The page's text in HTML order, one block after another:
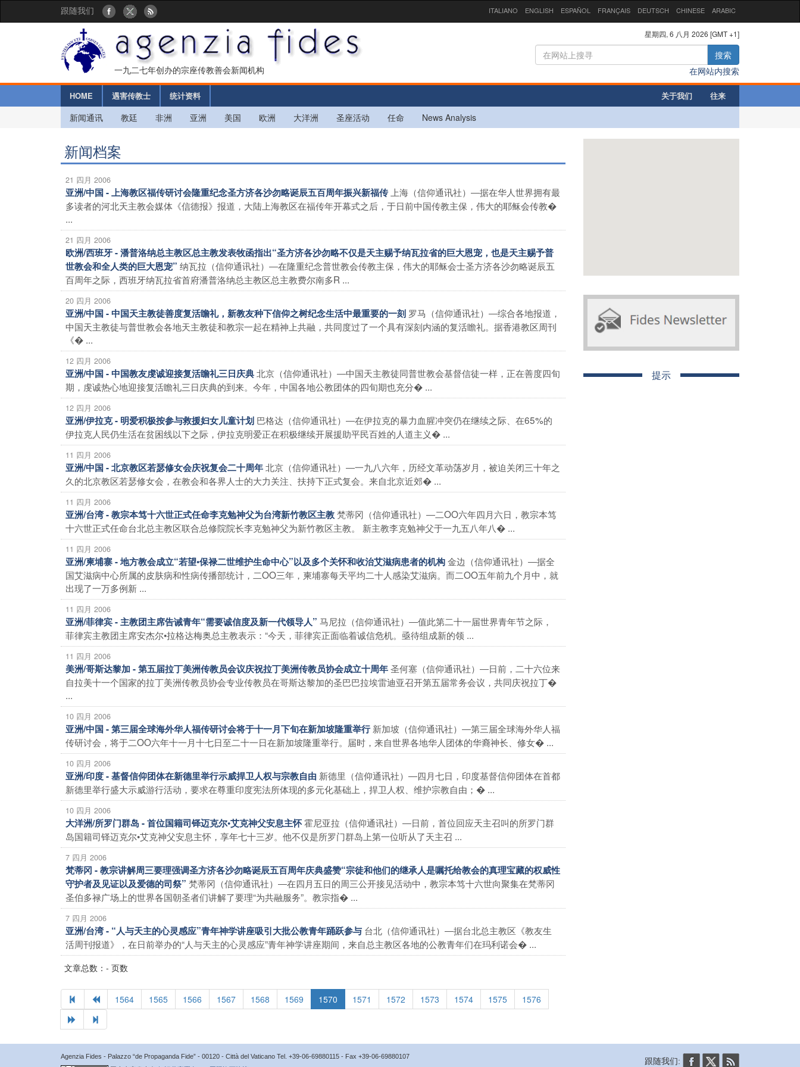
跟随我们 ITALIANO ENGLISH ESPAÑOL FRANÇAIS DEUTSCH CHINESE ARABIC
一九二七年创办的宗座传教善会新闻机构
星期四, 6 八月 2026 [GMT +1]
搜索
在网站内搜索
HOME 遇害传教士 统计资料 关于我们 往来
新闻通讯 教廷 非洲 亚洲 美国 欧洲 大洋洲 圣座活动 任命 News Analysis
新闻档案
21 四月 2006
亚洲/中国 - 上海教区福传研讨会隆重纪念圣方济各沙勿略诞辰五百周年振兴新福传 上海（信仰通讯社）―据在华人世界拥有最
多读者的河北天主教会媒体《信德报》报道，大陆上海教区在福传年开幕式之后，于日前中国传教主保，伟大的耶稣会传教�
...
21 四月 2006
欧洲/西班牙 - 潘普洛纳总主教区总主教发表牧函指出“圣方济各沙勿略不仅是天主赐予纳瓦拉省的巨大恩宠，也是天主赐予普
世教会和全人类的巨大恩宠” 纳瓦拉（信仰通讯社）―在隆重纪念普世教会传教主保，伟大的耶稣会士圣方济各沙勿略诞辰五
百周年之际，西班牙纳瓦拉省首府潘普洛纳总主教区总主教费尔南多R ...
20 四月 2006
亚洲/中国 - 中国天主教徒善度复活瞻礼，新教友种下信仰之树纪念生活中最重要的一刻 罗马（信仰通讯社）―综合各地报道，
中国天主教徒与普世教会各地天主教徒和教宗一起在精神上共融，共同度过了一个具有深刻内涵的复活瞻礼。据香港教区周刊
《� ...
12 四月 2006
亚洲/中国 - 中国教友虔诚迎接复活瞻礼三日庆典北京（信仰通讯社）―中国天主教徒同普世教会基督信徒一样，正在善度四旬
期，虔诚热心地迎接复活瞻礼三日庆典的到来。今年，中国各地公教团体的四旬期也充分� ...
12 四月 2006
亚洲/伊拉克 - 明爱积极按参与救援妇女儿童计划 巴格达（信仰通讯社）―在伊拉克的暴力血腥冲突仍在继续之际、在65%的
伊拉克人民仍生活在贫困线以下之际，伊拉克明爱正在积极继续开展援助平民百姓的人道主义� ...
11 四月 2006
亚洲/中国 - 北京教区若瑟修女会庆祝复会二十周年北京（信仰通讯社）―一九八六年，历经文革动荡岁月，被迫关闭三十年之
久的北京教区若瑟修女会，在教会和各界人士的大力关注、扶持下正式复会。来自北京近郊� ...
11 四月 2006
亚洲/台湾 - 教宗本笃十六世正式任命李克勉神父为台湾新竹教区主教梵蒂冈（信仰通讯社）―二OO六年四月六日，教宗本笃
十六世正式任命台北总主教区联合总修院院长李克勉神父为新竹教区主教。 新主教李克勉神父于一九五八年八� ...
11 四月 2006
亚洲/柬埔寨 - 地方教会成立“若望•保禄二世维护生命中心”以及多个关怀和收治艾滋病患者的机构金边（信仰通讯社）―据全
国艾滋病中心所属的皮肤病和性病传播部统计，二OO三年，柬埔寨每天平均二十人感染艾滋病。而二OO五年前九个月中，就
出现了一万多例新 ...
11 四月 2006
亚洲/菲律宾 - 主教团主席告诫青年“需要诚信度及新一代领导人” 马尼拉（信仰通讯社）―值此第二十一届世界青年节之际，
菲律宾主教团主席安杰尔•拉格达梅奥总主教表示：“今天，菲律宾正面临着诚信危机。亟待组成新的领 ...
11 四月 2006
美洲/哥斯达黎加 - 第五届拉丁美洲传教员会议庆祝拉丁美洲传教员协会成立十周年圣何塞（信仰通讯社）―日前，二十六位来
自拉美十一个国家的拉丁美洲传教员协会专业传教员在哥斯达黎加的圣巴巴拉埃雷迪亚召开第五届常务会议，共同庆祝拉丁�
...
10 四月 2006
亚洲/中国 - 第三届全球海外华人福传研讨会将于十一月下旬在新加坡隆重举行 新加坡（信仰通讯社）―第三届全球海外华人福
传研讨会，将于二OO六年十一月十七日至二十一日在新加坡隆重举行。届时，来自世界各地华人团体的华裔神长、修女� ...
10 四月 2006
亚洲/印度 - 基督信仰团体在新德里举行示威捍卫人权与宗教自由 新德里（信仰通讯社）―四月七日，印度基督信仰团体在首都
新德里举行盛大示威游行活动，要求在尊重印度宪法所体现的多元化基础上，捍卫人权、维护宗教自由；� ...
10 四月 2006
大洋洲/所罗门群岛 - 首位国籍司铎迈克尔•艾克神父安息主怀霍尼亚拉（信仰通讯社）―日前，首位回应天主召叫的所罗门群
岛国籍司铎迈克尔•艾克神父安息主怀，享年七十三岁。他不仅是所罗门群岛上第一位听从了天主召 ...
7 四月 2006
梵蒂冈 - 教宗讲解周三要理强调圣方济各沙勿略诞辰五百周年庆典盛赞“宗徒和他们的继承人是嘱托给教会的真理宝藏的权威性
守护者及见证以及爱德的司祭” 梵蒂冈（信仰通讯社）―在四月五日的周三公开接见活动中，教宗本笃十六世向聚集在梵蒂冈
圣伯多禄广场上的世界各国朝圣者们讲解了要理“为共融服务”。教宗指� ...
7 四月 2006
亚洲/台湾 - “人与天主的心灵感应”青年神学讲座吸引大批公教青年踊跃参与 台北（信仰通讯社）―据台北总主教区《教友生
活周刊报道》，在日前举办的“人与天主的心灵感应”青年神学讲座期间，来自总主教区各地的公教青年们在玛利诺会� ...
文章总数：- 页数
1564 1565 1566 1567 1568 1569 1570 1571 1572 1573 1574 1575 1576
提示
Agenzia Fides - Palazzo “de Propaganda Fide” - 00120 - Città del Vaticano Tel. +39-06-69880115 - Fax +39-06-69880107
跟随我们: